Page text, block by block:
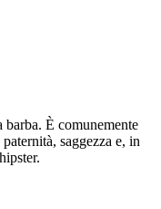
È comunemente
saggezza e, in